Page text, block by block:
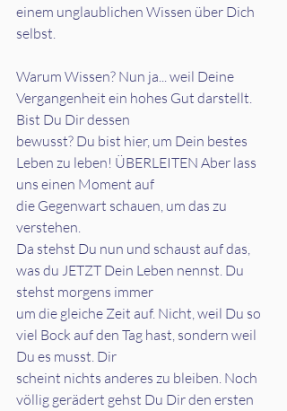
einem unglaublichen Wissen über Dich
selbst.
Warum Wissen? Nun ja... weil Deine
Vergangenheit ein hohes Gut darstellt.
Bist Du Dir dessen
bewusst? Du bist hier, um Dein bestes
Leben zu leben! ÜBERLEITEN Aber lass
uns einen Moment auf
die Gegenwart schauen, um das zu
verstehen.
Da stehst Du nun und schaust auf das,
was du JETZT Dein Leben nennst. Du
stehst morgens immer
um die gleiche Zeit auf. Nicht, weil Du so
viel Bock auf den Tag hast, sondern weil
Du es musst. Dir
scheint nichts anderes zu bleiben. Noch
völlig gerädert gehst Du Dir den ersten